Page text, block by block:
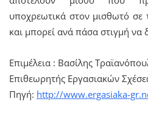
υποχρεωτικά στον μισθωτό σε
και μπορεί ανά πάσα στιγμή
Επιμέλεια : Βασίλης
Επιθεωρητής Εργασιακών
Πηγή: http://www.ergasiaka-